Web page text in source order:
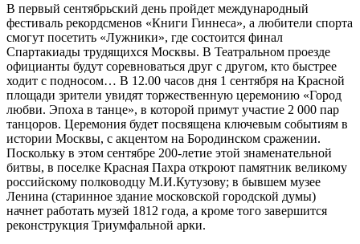
В первый сентябрьский день пройдет международный
фестиваль рекордсменов «Книги Гиннеса», а любители спорта
смогут посетить «Лужники», где состоится финал
Спартакиады трудящихся Москвы. В Театральном проезде
официанты будут соревноваться друг с другом, кто быстрее
ходит с подносом… В 12.00 часов дня 1 сентября на Красной
площади зрители увидят торжественную церемонию «Город
любви. Эпоха в танце», в которой примут участие 2 000 пар
танцоров. Церемония будет посвящена ключевым событиям в
истории Москвы, с акцентом на Бородинском сражении.
Поскольку в этом сентябре 200-летие этой знаменательной
битвы, в поселке Красная Пахра откроют памятник великому
российскому полководцу М.И.Кутузову; в бывшем музее
Ленина (старинное здание московской городской думы)
начнет работать музей 1812 года, а кроме того завершится
реконструкция Триумфальной арки.